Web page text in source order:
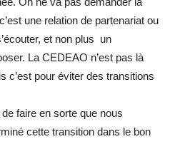
une relation de partenariat ou
et non plus un
La CEDEAO n’est pas là
c’est pour éviter des transitions
de faire en sorte que nous
cette transition dans le bon